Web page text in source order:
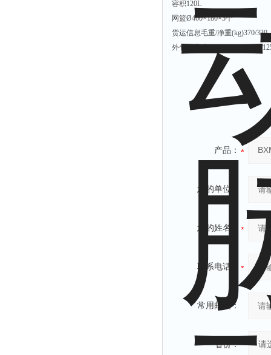
容积120L
网篮Ø460×180×3个
货运信息毛重/净重(kg)370/320
外包装尺寸（mm)
产品：
您的单位：
您的姓名：
联系电话：
常用邮箱：
省份：